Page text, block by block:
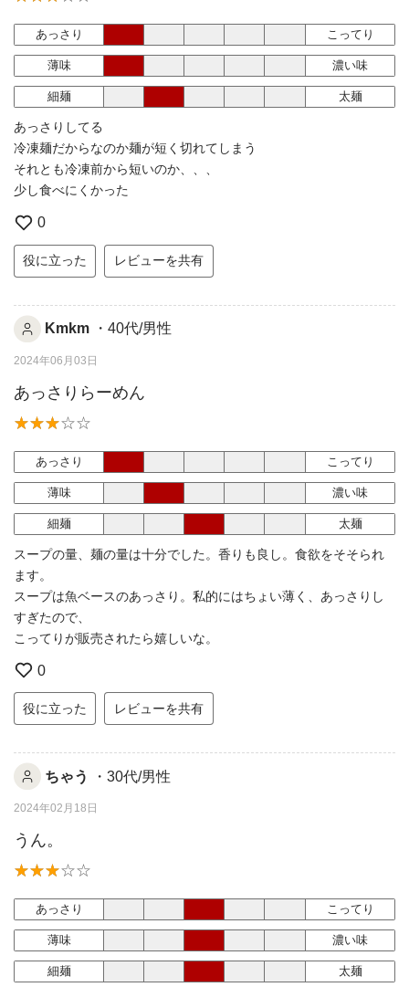
あっさり こってり
薄味 濃い味
細麺 太麺
あっさりしてる
冷凍麺だからなのか麺が短く切れてしまう
それとも冷凍前から短いのか、、、
少し食べにくかった
0
役に立った レビューを共有
Kmkm ・40代/男性
2024年06月03日
あっさりらーめん
あっさり こってり
薄味 濃い味
細麺 太麺
スープの量、麺の量は十分でした。香りも良し。食欲をそそられ
ます。
スープは魚ベースのあっさり。私的にはちょい薄く、あっさりし
すぎたので、
こってりが販売されたら嬉しいな。
0
役に立った レビューを共有
ちゃう ・30代/男性
2024年02月18日
うん。
あっさり こってり
薄味 濃い味
細麺 太麺